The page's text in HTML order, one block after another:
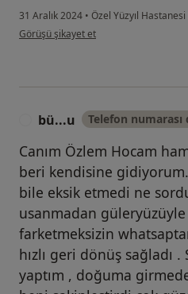
31 Aralık 2024 • Özel Yüzyıl
kullanıcının görüşüne göre ha...e
Görüşü şikayet et
bü...u Telefon numarası
Canım Özlem Hocam
beri kendisine
bile eksik etmedi ne
usanmadan
farketmeksizin
hızlı geri dönüş sağladı
yaptım , doğuma